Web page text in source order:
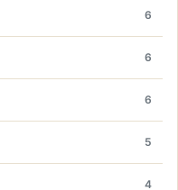
6
6
6
5
4